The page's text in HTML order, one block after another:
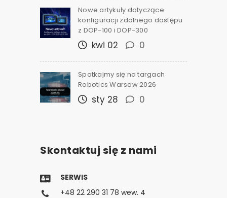
Nowe artykuły dotyczące
konfiguracji zdalnego dostępu
z DOP-100 i DOP-300
kwi 02 0
Spotkajmy się na targach
Robotics Warsaw 2026
sty 28 0
Skontaktuj się z nami
SERWIS
+48 22 290 31 78 wew. 4